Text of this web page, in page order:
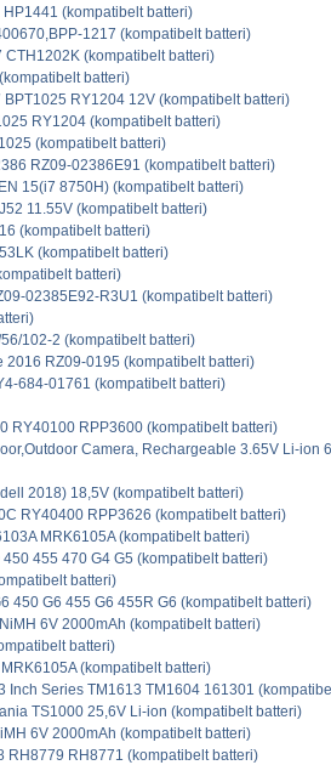
(kompatibelt batteri)
1217 (kompatibelt batteri)
(kompatibelt batteri)
batteri)
RY1204 12V (kompatibelt batteri)
RY1204 (kompatibelt batteri)
(kompatibelt batteri)
RZ09-02386E91 (kompatibelt batteri)
15(i7 8750H) (kompatibelt batteri)
11.55V (kompatibelt batteri)
(kompatibelt batteri)
(kompatibelt batteri)
batteri)
02385E92-R3U1 (kompatibelt batteri)
102-2 (kompatibelt batteri)
2016 RZ09-0195 (kompatibelt batteri)
684-01761 (kompatibelt batteri)
RY40100 RPP3600 (kompatibelt batteri)
Camera, Rechargeable 3.65V Li-ion
2018) 18,5V (kompatibelt batteri)
RY40400 RPP3626 (kompatibelt batteri)
MRK6105A (kompatibelt batteri)
455 470 G4 G5 (kompatibelt batteri)
batteri)
450 G6 455 G6 455R G6 (kompatibelt batteri)
6V 2000mAh (kompatibelt batteri)
batteri)
(kompatibelt batteri)
Inch Series TM1613 TM1604 161301
TS1000 25,6V Li-ion (kompatibelt batteri)
6V 2000mAh (kompatibelt batteri)
RH8779 RH8771 (kompatibelt batteri)